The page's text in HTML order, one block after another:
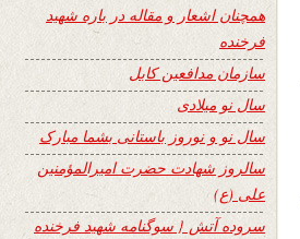
همچنان اشعار و مقاله در باره شهید
فرخنده
سازمان مدافعین کابل
سال نو میلادی
سال نو و نوروز باستانی بشما مبارک
سالروز شهادت حضرت امیرالمؤمنین
علی (ع)
سروده آتش { سوگنامه شهید فرخنده